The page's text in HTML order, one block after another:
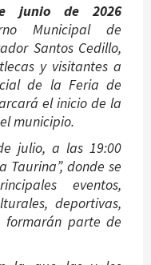
junio de 2026
Municipal de
Santos Cedillo,
y visitantes a
de la Feria de
el inicio de la
municipio.
julio, a las 19:00
Taurina”, donde se
eventos,
deportivas,
formarán parte de